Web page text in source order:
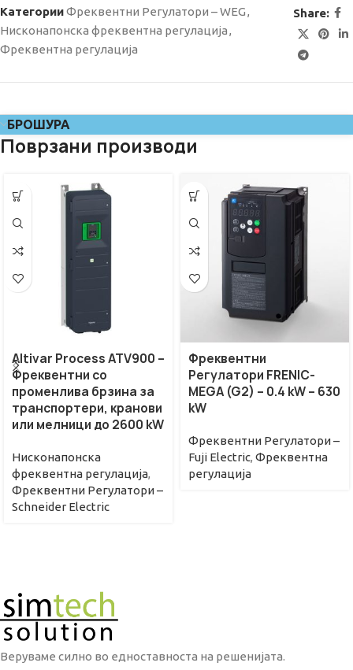
КатегорииФреквентни Регулатори – WEG,
Нисконапонска фреквентна регулација,
Фреквентна регулациjа
Share:
БРОШУРА
Поврзани производи
Altivar Process ATV900 –
Фреквентни со
променлива брзина за
транспортери, кранови
или мелници до 2600 kW
Нисконапонска
фреквентна регулација,
Фреквентни Регулатори –
Schneider Electric
Фреквентни
Регулатори FRENIC-
MEGA (G2) – 0.4 kW – 630
kW
Фреквентни Регулатори –
Fuji Electric, Фреквентна
регулациjа
Веруваме силно во едноставноста на решенијата.